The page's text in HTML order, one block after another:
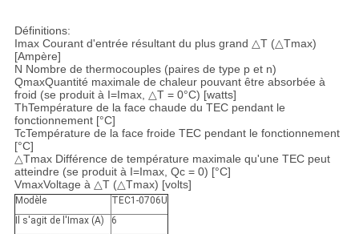
Définitions:
Imax Courant d'entrée résultant du plus grand △T (△Tmax)
[Ampère]
N Nombre de thermocouples (paires de type p et n)
QmaxQuantité maximale de chaleur pouvant être absorbée à
froid (se produit à I=Imax, △T = 0°C) [watts]
ThTempérature de la face chaude du TEC pendant le
fonctionnement [°C]
TcTempérature de la face froide TEC pendant le fonctionnement
[°C]
△Tmax Différence de température maximale qu'une TEC peut
atteindre (se produit à I=Imax, Qc = 0) [°C]
VmaxVoltage à △T (△Tmax) [volts]
Modèle
TEC1-0706U
Il s'agit de l'Imax (A)
6